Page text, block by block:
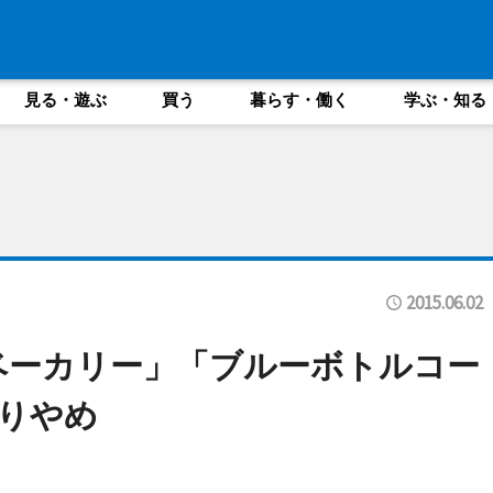
見る・遊ぶ 買う 暮らす・働く 学ぶ・知る
2015.06.02
カリー」「ブルーボトルコー
やめ